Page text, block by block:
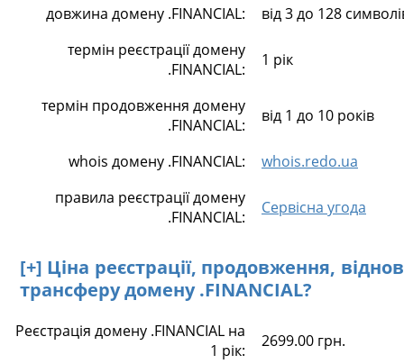
довжина домену .FINANCIAL:
від 3 до 128
термін реєстрації домену
.FINANCIAL:
1 рік
термін продовження домену
.FINANCIAL:
від 1 до 10 років
whois домену .FINANCIAL:
whois.redo.ua
правила реєстрації домену
.FINANCIAL:
Сервісна угода
[+] Ціна реєстрації, продовження,
трансферу домену .FINANCIAL?
Реєстрація домену .FINANCIAL на
1 рік:
2699.00 грн.